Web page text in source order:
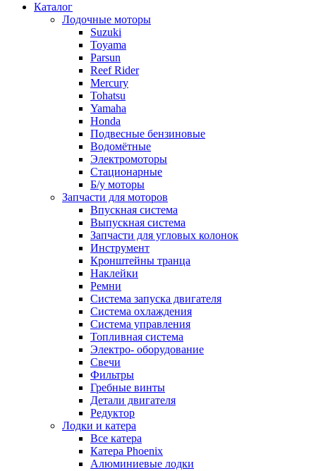
Каталог
Лодочные моторы
Suzuki
Toyama
Parsun
Reef Rider
Mercury
Tohatsu
Yamaha
Honda
Подвесные бензиновые
Водомётные
Электромоторы
Стационарные
Б/у моторы
Запчасти для моторов
Впускная система
Выпускная система
Запчасти для угловых колонок
Инструмент
Кронштейны транца
Наклейки
Ремни
Система запуска двигателя
Система охлаждения
Система управления
Топливная система
Электро- оборудование
Свечи
Фильтры
Гребные винты
Детали двигателя
Редуктор
Лодки и катера
Все катера
Катера Phoenix
Алюминиевые лодки